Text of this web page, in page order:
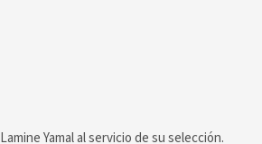
Yamal al servicio de su selección.